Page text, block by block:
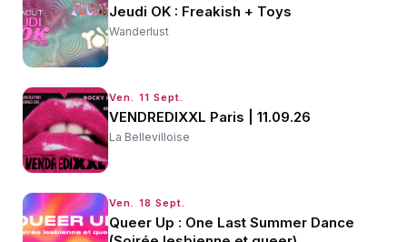
Jeudi OK : Freakish + Toys
Wanderlust
Ven. 11 Sept.
VENDREDIXXL Paris | 11.09.26
La Bellevilloise
Ven. 18 Sept.
Queer Up : One Last Summer Dance